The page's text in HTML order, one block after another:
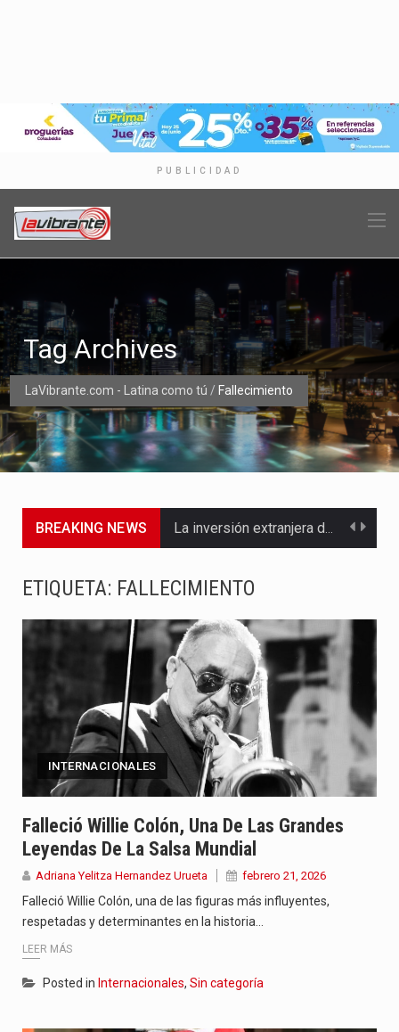
PUBLICIDAD
LaVibrante.com - Latina como tú / Fallecimiento
Tag Archives
BREAKING NEWS La inversión extranjera directa en Colombia comenzó a dar señales…
A pocas horas del cambio de gobierno, el equipo de…
La Alcaldía de Barranquilla puso en marcha un amplio plan…
Saber cómo borrar el historial de operaciones en MT4 es…
Jhon Arias continúa consolidándose como una de las grandes figuras…
La investigación por la muerte de Kevin Arley Acosta Pico,…
ETIQUETA: FALLECIMIENTO
INTERNACIONALES
Falleció Willie Colón, Una De Las Grandes
Leyendas De La Salsa Mundial
Adriana Yelitza Hernandez Urueta febrero 21, 2026
Falleció Willie Colón, una de las figuras más influyentes,
respetadas y determinantes en la historia…
LEER MÁS
Posted in Internacionales, Sin categoría